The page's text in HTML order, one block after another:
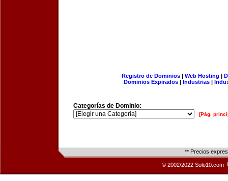
Registro de Dominios| Web Hosting |
Dominios Expirados | Industrias |
Categorías de Dominio:
[Pág.
** Precios
© 2002/2022 Solo10.com